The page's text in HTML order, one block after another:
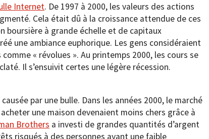
Internet. De 1997 à 2000, les valeurs des actions
Cela était dû à la croissance attendue de ces
boursière à grande échelle et de capitaux
une ambiance euphorique. Les gens considéraient
« révolues ». Au printemps 2000, les cours se
Il s’ensuivit certes une légère récession.
par une bulle. Dans les années 2000, le marché
une maison devenaient moins chers grâce à
Brothers a investi de grandes quantités d’argent
risqués à des personnes ayant une faible